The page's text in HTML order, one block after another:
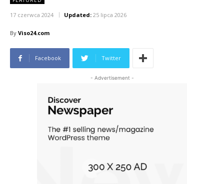
17 czerwca 2024 Updated: 25 lipca 2026
By Viso24.com
Facebook Twitter
- Advertisement -